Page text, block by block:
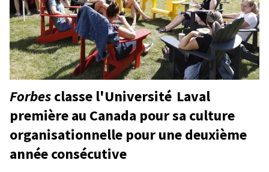
Forbesclasse l'Université Laval
première au Canada pour sa culture
organisationnelle pour une deuxième
année consécutive